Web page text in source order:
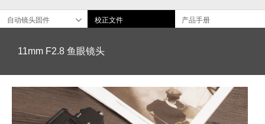
自动镜头固件 校正文件 产品手册
11mm F2.8 鱼眼镜头